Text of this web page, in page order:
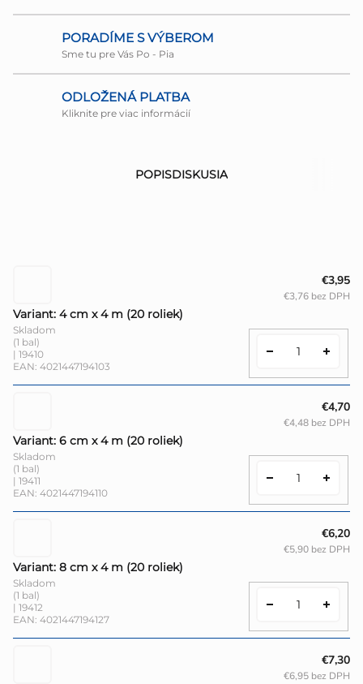
PORADÍME S VÝBEROM
Sme tu pre Vás Po - Pia
ODLOŽENÁ PLATBA
Kliknite pre viac informácií
POPISDISKUSIA
Variant: 4 cm x 4 m (20 roliek)
Skladom
(1 bal)
| 19410
EAN: 4021447194103
€3,95
€3,76 bez DPH
Variant: 6 cm x 4 m (20 roliek)
Skladom
(1 bal)
| 19411
EAN: 4021447194110
€4,70
€4,48 bez DPH
Variant: 8 cm x 4 m (20 roliek)
Skladom
(1 bal)
| 19412
EAN: 4021447194127
€6,20
€5,90 bez DPH
€7,30
€6,95 bez DPH